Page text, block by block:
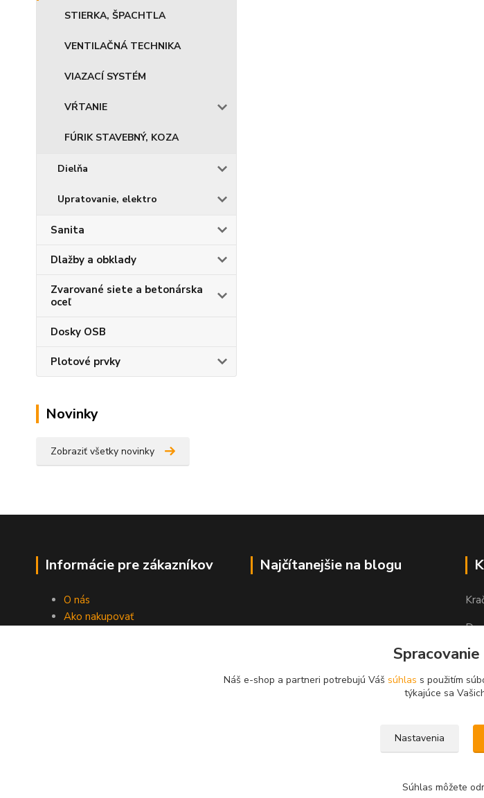
STIERKA, ŠPACHTLA
VENTILAČNÁ TECHNIKA
VIAZACÍ SYSTÉM
VŔTANIE
FÚRIK STAVEBNÝ, KOZA
Dielňa
Upratovanie, elektro
Sanita
Dlažby a obklady
Zvarované siete a betonárska
oceľ
Dosky OSB
Plotové prvky
Novinky
Zobraziť všetky novinky
Informácie pre zákazníkov
O nás
Ako nakupovať
Najčítanejšie na blogu
Náš e-shop a partneri potrebujú Váš súhlas s použitím
týkajúce sa
Nastavenia
Súhlas môžete